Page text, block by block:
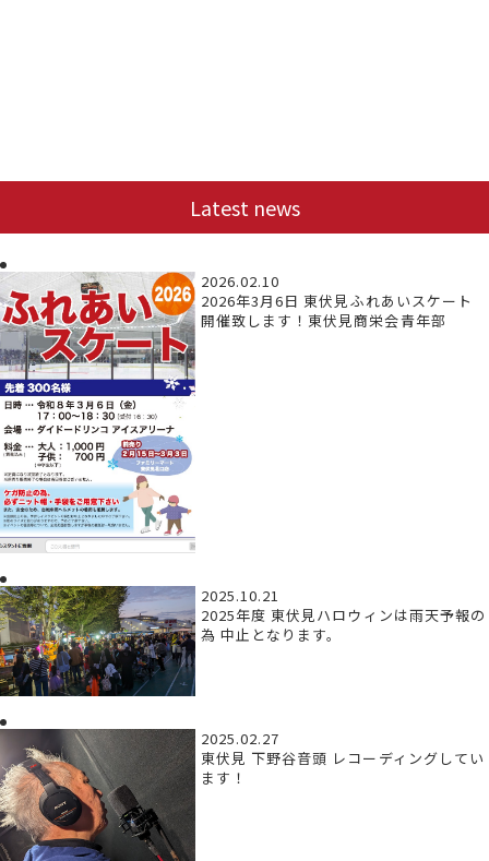
Latest news
2026.02.10
2026年3月6日 東伏見ふれあいスケート
開催致します！東伏見商栄会青年部
2025.10.21
2025年度 東伏見ハロウィンは雨天予報の
為 中止となります。
2025.02.27
東伏見 下野谷音頭 レコーディングしてい
ます！